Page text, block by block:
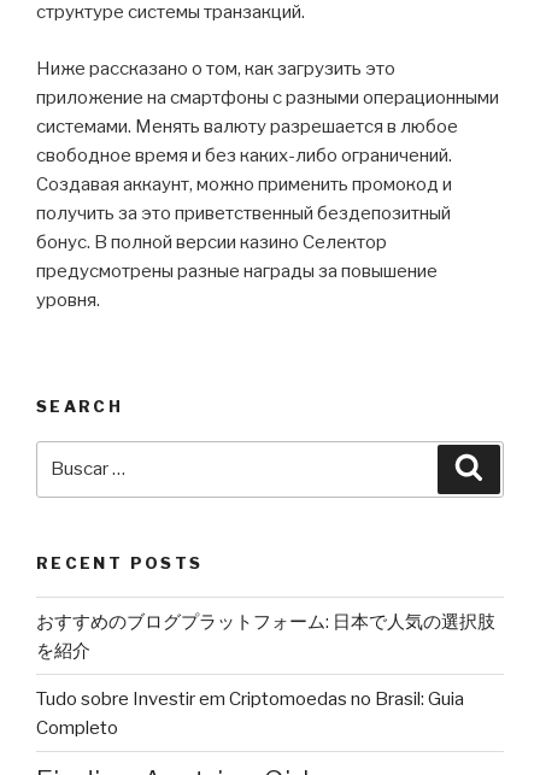
структуре системы транзакций.
Ниже рассказано о том, как загрузить это
приложение на смартфоны с разными операционными
системами. Менять валюту разрешается в любое
свободное время и без каких-либо ограничений.
Создавая аккаунт, можно применить промокод и
получить за это приветственный бездепозитный
бонус. В полной версии казино Селектор
предусмотрены разные награды за повышение
уровня.
SEARCH
RECENT POSTS
おすすめのブログプラットフォーム: 日本で人気の選択肢
を紹介
Tudo sobre Investir em Criptomoedas no Brasil: Guia
Completo